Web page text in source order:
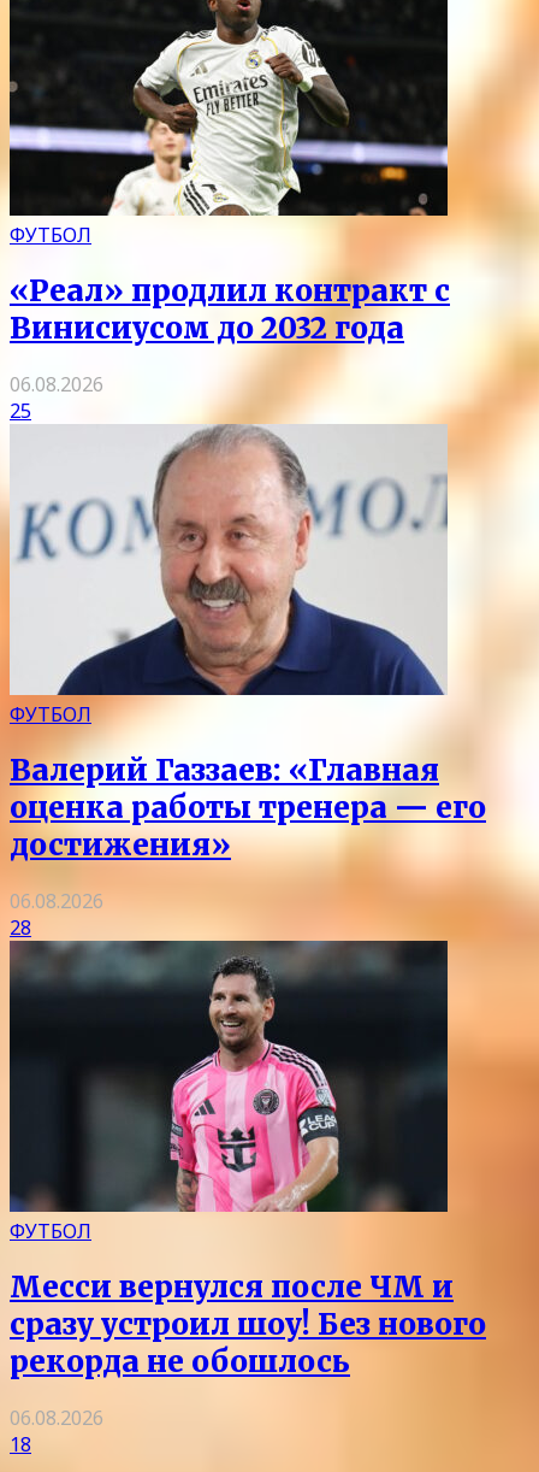
ФУТБОЛ
«Реал» продлил контракт с
Винисиусом до 2032 года
06.08.2026
25
ФУТБОЛ
Валерий Газзаев: «Главная
оценка работы тренера — его
достижения»
06.08.2026
28
ФУТБОЛ
Месси вернулся после ЧМ и
сразу устроил шоу! Без нового
рекорда не обошлось
06.08.2026
18